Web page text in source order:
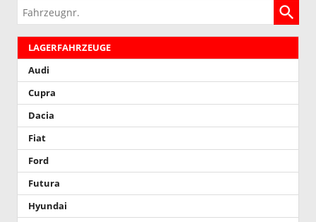
Fahrzeugnr.
LAGERFAHRZEUGE
Audi
Cupra
Dacia
Fiat
Ford
Futura
Hyundai